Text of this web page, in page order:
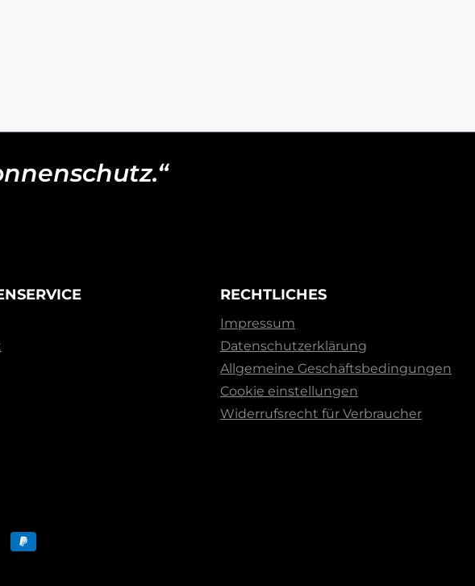
RECHTLICHES
Impressum
Datenschutzerklärung
Allgemeine Geschäftsbedingungen
Cookie einstellungen
Widerrufsrecht für Verbraucher